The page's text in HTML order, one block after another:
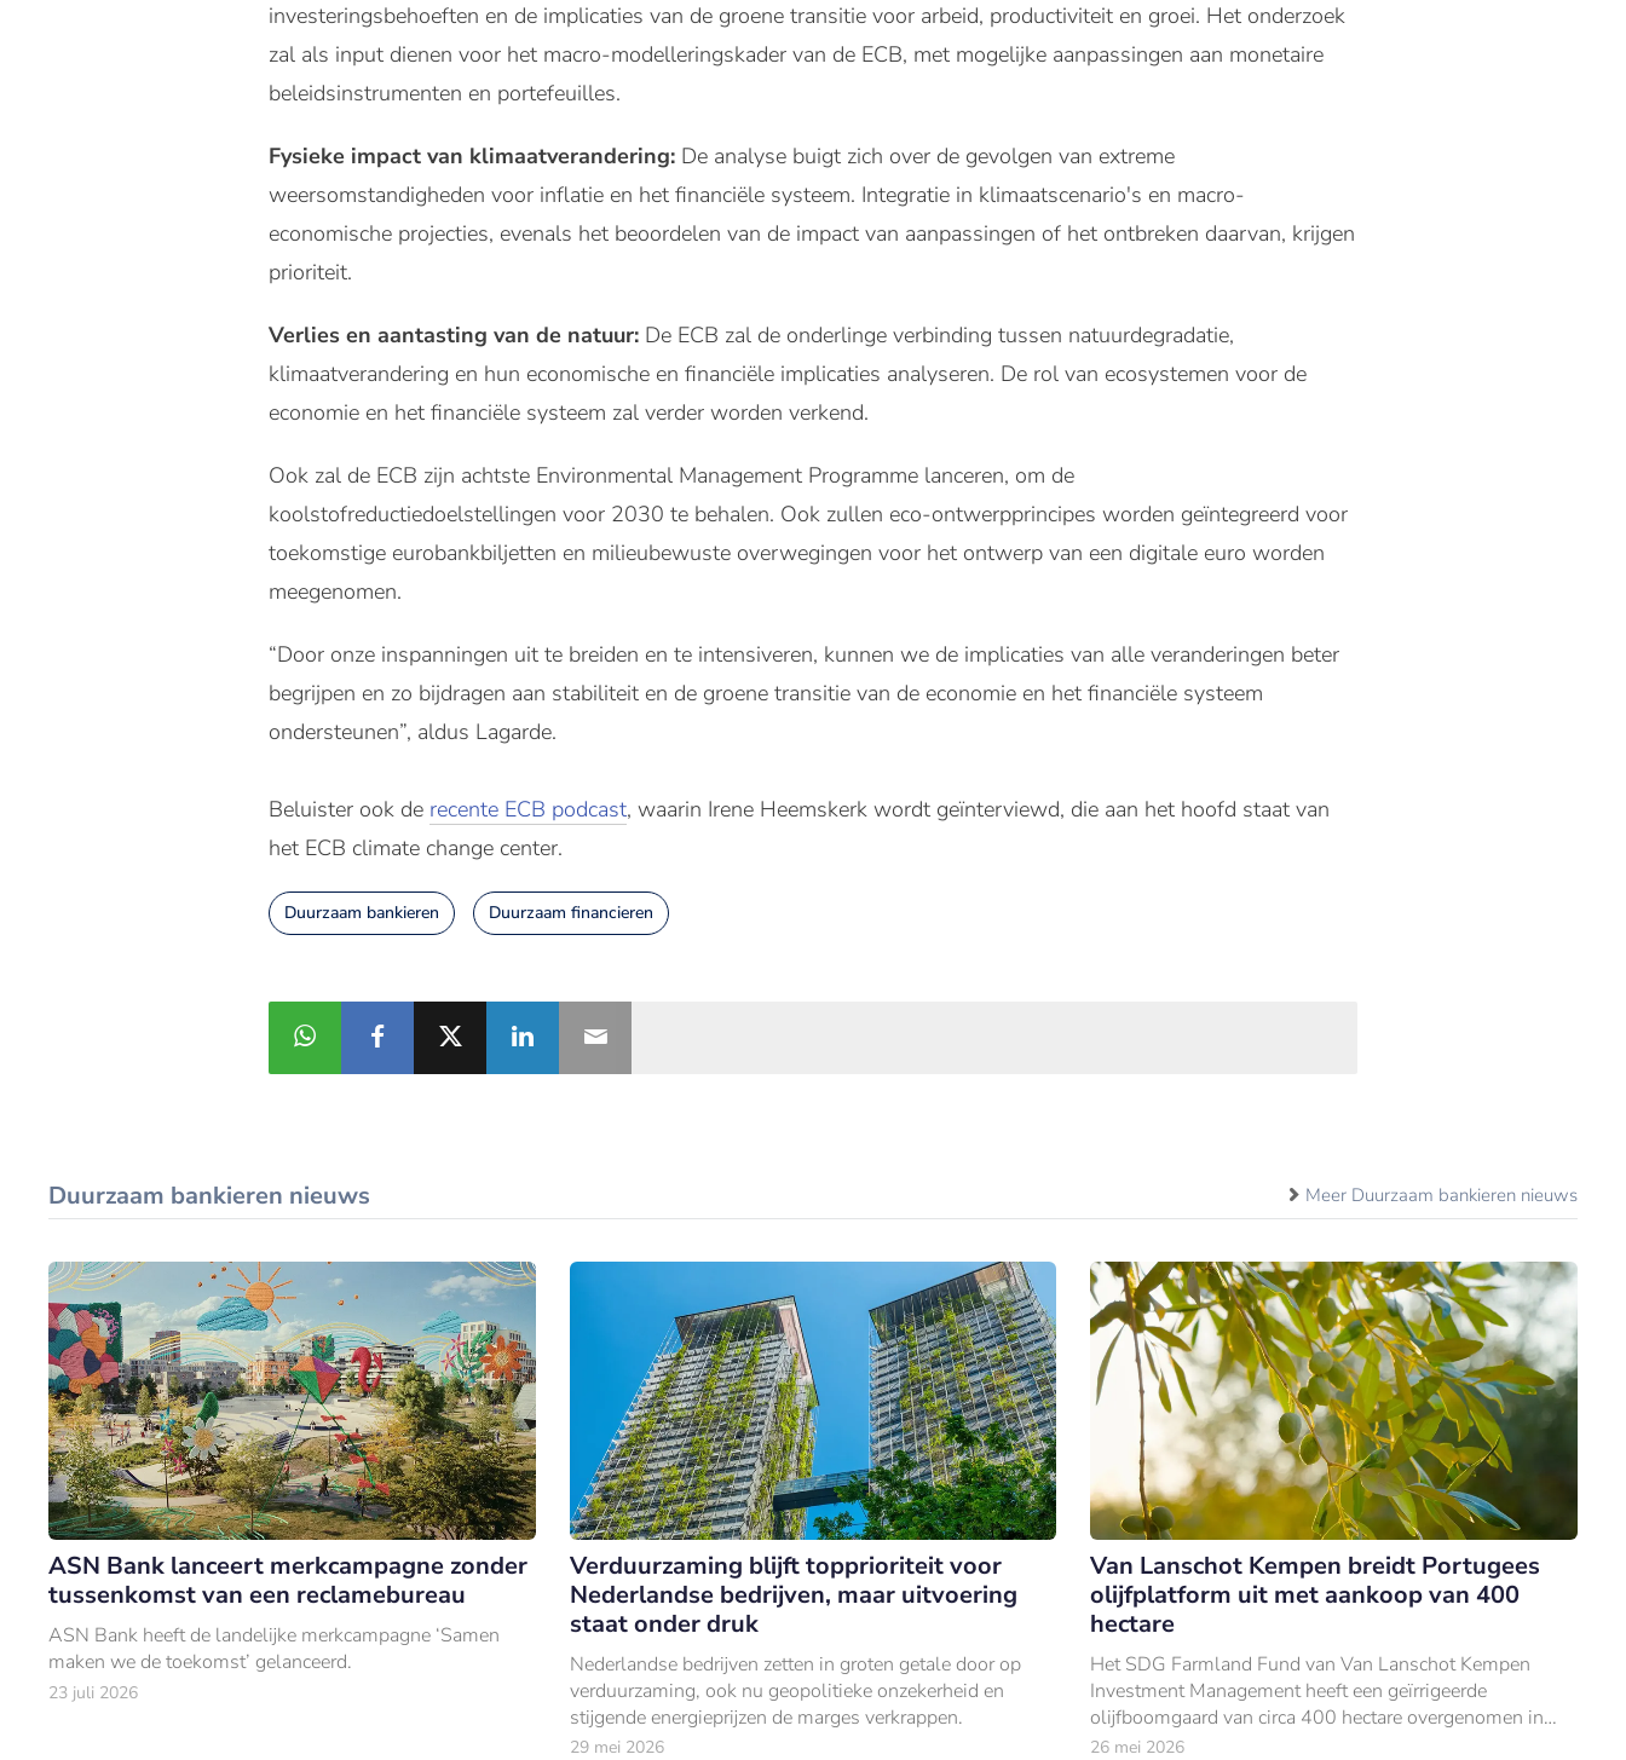
investeringsbehoeften en de implicaties van de groene transitie voor arbeid, productiviteit en groei. Het onderzoek
zal als input dienen voor het macro-modelleringskader van de ECB, met mogelijke aanpassingen aan monetaire
beleidsinstrumenten en portefeuilles.
Fysieke impact van klimaatverandering: De analyse buigt zich over de gevolgen van extreme
weersomstandigheden voor inflatie en het financiële systeem. Integratie in klimaatscenario's en macro-
economische projecties, evenals het beoordelen van de impact van aanpassingen of het ontbreken daarvan, krijgen
prioriteit.
Verlies en aantasting van de natuur: De ECB zal de onderlinge verbinding tussen natuurdegradatie,
klimaatverandering en hun economische en financiële implicaties analyseren. De rol van ecosystemen voor de
economie en het financiële systeem zal verder worden verkend.
Ook zal de ECB zijn achtste Environmental Management Programme lanceren, om de
koolstofreductiedoelstellingen voor 2030 te behalen. Ook zullen eco-ontwerpprincipes worden geïntegreerd voor
toekomstige eurobankbiljetten en milieubewuste overwegingen voor het ontwerp van een digitale euro worden
meegenomen.
“Door onze inspanningen uit te breiden en te intensiveren, kunnen we de implicaties van alle veranderingen beter
begrijpen en zo bijdragen aan stabiliteit en de groene transitie van de economie en het financiële systeem
ondersteunen”, aldus Lagarde.
Beluister ook de recente ECB podcast, waarin Irene Heemskerk wordt geïnterviewd, die aan het hoofd staat van
het ECB climate change center.
Duurzaam bankieren Duurzaam financieren
Duurzaam bankieren nieuws Meer Duurzaam bankieren nieuws
ASN Bank lanceert merkcampagne zonder
tussenkomst van een reclamebureau
ASN Bank heeft de landelijke merkcampagne ‘Samen
maken we de toekomst’ gelanceerd.
23 juli 2026
Verduurzaming blijft topprioriteit voor
Nederlandse bedrijven, maar uitvoering
staat onder druk
Nederlandse bedrijven zetten in groten getale door op
verduurzaming, ook nu geopolitieke onzekerheid en
stijgende energieprijzen de marges verkrappen.
29 mei 2026
Van Lanschot Kempen breidt Portugees
olijfplatform uit met aankoop van 400
hectare
Het SDG Farmland Fund van Van Lanschot Kempen
Investment Management heeft een geïrrigeerde
olijfboomgaard van circa 400 hectare overgenomen in
Faro do Alentejo, in de Portugese Alqueva-regio.
26 mei 2026